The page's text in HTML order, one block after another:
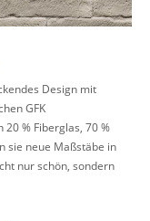
Design mit
GFK
% Fiberglas, 70 %
sie neue Maßstäbe in
nur schön, sondern